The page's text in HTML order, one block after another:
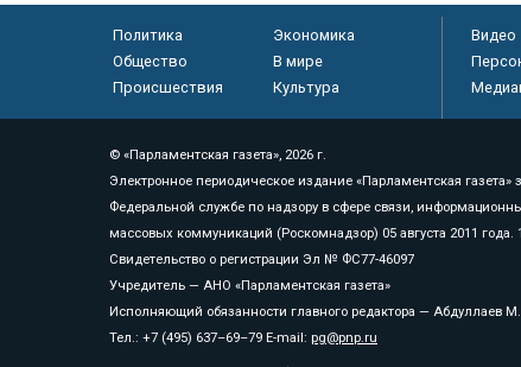
Политика
Экономика
Общество
В мире
Происшествия
Культура
Видео
© «Парламентская газета», 2026 г.
Электронное периодическое издание «Парламентская газета»
Федеральной службе по надзору в сфере связи,
массовых коммуникаций (Роскомнадзор) 05 августа 2011 года.
Свидетельство о регистрации Эл № ФС77-46097
Учредитель — АНО «Парламентская газета»
Исполняющий обязанности главного редактора — Абдуллаев
Тел.: +7 (495) 637–69–79 E-mail: pg@pnp.ru